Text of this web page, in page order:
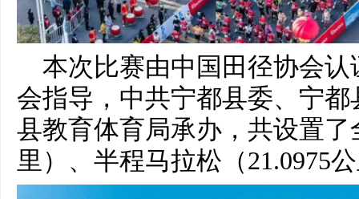
本次比赛由中国田径协会
会指导，中共宁都县委、宁
县教育体育局承办，共设置了
里）、半程马拉松（21.0975